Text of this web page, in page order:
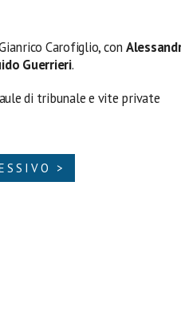
Carofiglio, con
Guerrieri.
di tribunale e vite private
>